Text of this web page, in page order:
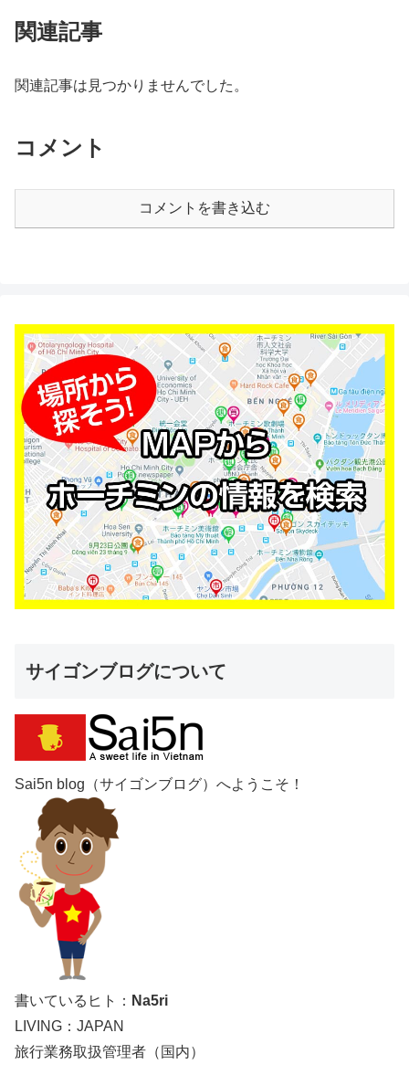
関連記事
関連記事は見つかりませんでした。
コメント
コメントを書き込む
サイゴンブログについて
Sai5n blog（サイゴンブログ）へようこそ！
書いているヒト： Na5ri
LIVING：JAPAN
旅行業務取扱管理者（国内）